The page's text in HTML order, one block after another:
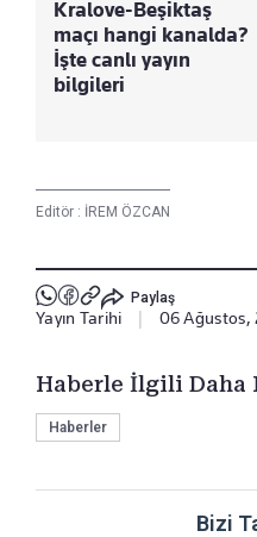
Kralove-Beşiktaş
maçı hangi kanalda?
İşte canlı yayın
bilgileri
Editör : İREM ÖZCAN
Paylaş
Yayın Tarihi 06 Ağustos,
Haberle İlgili Daha
Haberler
Bizi